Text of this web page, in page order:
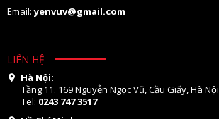
Email:yenvuv@gmail.com
LIÊN HỆ
Hà Nội:
Tầng 11. 169 Nguyễn Ngọc Vũ, Cầu Giấy, Hà Nội
Tel: 0243 747 3517